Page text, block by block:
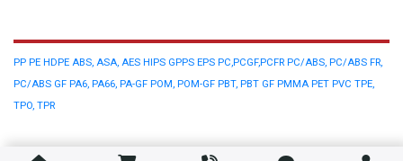
PP PE HDPE ABS, ASA, AES HIPS GPPS EPS PC,PCGF,PCFR PC/ABS, PC/ABS FR,
PC/ABS GF PA6, PA66, PA-GF POM, POM-GF PBT, PBT GF PMMA PET PVC TPE,
TPO, TPR